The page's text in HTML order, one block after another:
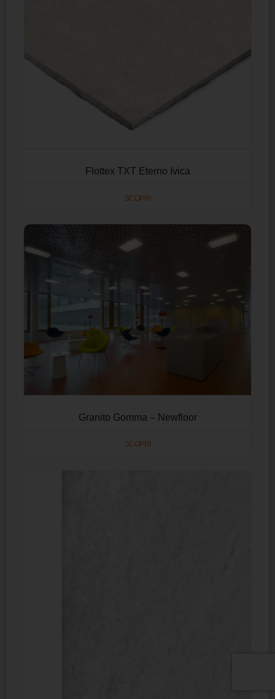
Flottex TXT Eterno Ivica
SCOPRI
Granito Gomma – Newfloor
SCOPRI